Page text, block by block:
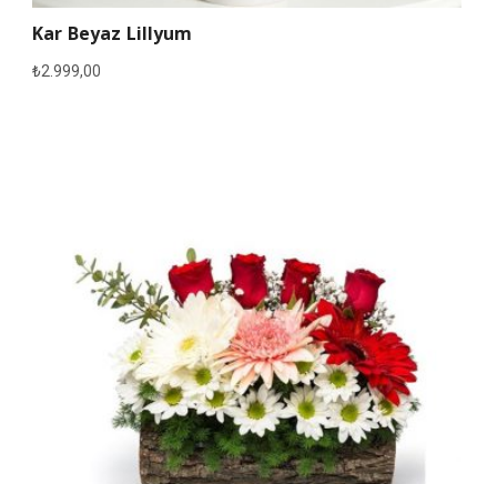
Kar Beyaz Lillyum
₺2.999,00